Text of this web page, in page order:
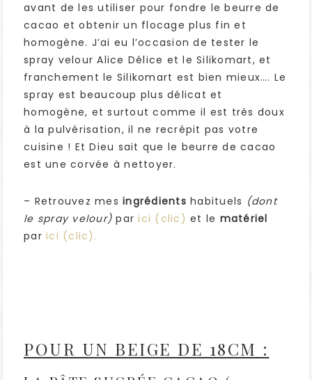
avant de les utiliser pour fondre le beurre de
cacao et obtenir un flocage plus fin et
homogène. J’ai eu l’occasion de tester le
spray velour Alice Délice et le Silikomart, et
franchement le Silikomart est bien mieux…. Le
spray est beaucoup plus délicat et
homogène, et surtout comme il est très doux
à la pulvérisation, il ne recrépit pas votre
cuisine ! Et Dieu sait que le beurre de cacao
est une corvée à nettoyer.
– Retrouvez mes ingrédients habituels (dont
le spray velour) parici (clic) et le matériel
par ici (clic).
POUR UN BEIGE DE 18CM :